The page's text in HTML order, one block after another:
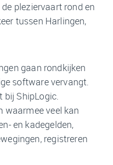
pleziervaart rond en
tussen Harlingen,
gaan rondkijken
software vervangt.
bij ShipLogic.
waarmee veel kan
en kadegelden,
registreren